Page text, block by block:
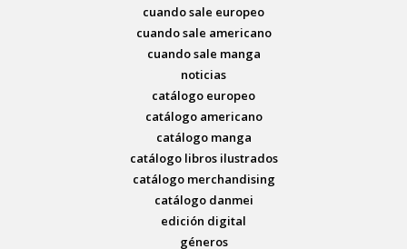
cuando sale europeo
cuando sale americano
cuando sale manga
noticias
catálogo europeo
catálogo americano
catálogo manga
catálogo libros ilustrados
catálogo merchandising
catálogo danmei
edición digital
géneros